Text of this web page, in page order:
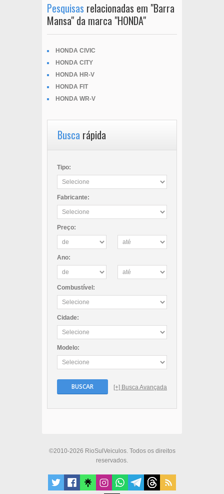
Pesquisas relacionadas em "Barra
Mansa" da marca "HONDA"
HONDA CIVIC
HONDA CITY
HONDA HR-V
HONDA FIT
HONDA WR-V
Busca rápida
Tipo:
Fabricante:
Preço:
Ano:
Combustível:
Cidade:
Modelo:
BUSCAR [+] Busca Avançada
©2010-2026 RioSulVeiculos. Todos os direitos
reservados.